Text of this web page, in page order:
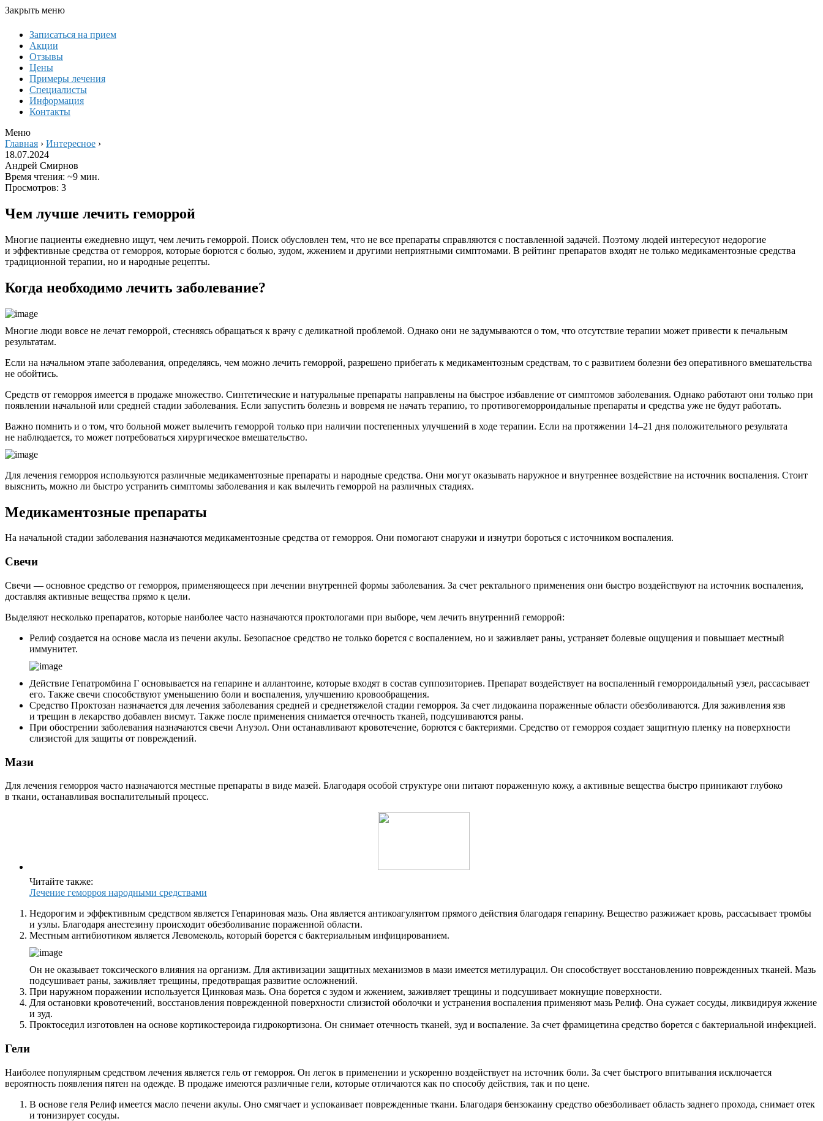
Закрыть меню
Записаться на прием
Акции
Отзывы
Цены
Примеры лечения
Специалисты
Информация
Контакты
Меню
Главная › Интересное ›
18.07.2024
Андрей Смирнов
Время чтения: ~9 мин.
Просмотров: 3
Чем лучше лечить геморрой
Многие пациенты ежедневно ищут, чем лечить геморрой. Поиск обусловлен тем, что не все препараты справляются с поставленной задачей. Поэтому людей интересуют недорогие
и эффективные средства от геморроя, которые борются с болью, зудом, жжением и другими неприятными симптомами. В рейтинг препаратов входят не только медикаментозные средства
традиционной терапии, но и народные рецепты.
Когда необходимо лечить заболевание?
Многие люди вовсе не лечат геморрой, стесняясь обращаться к врачу с деликатной проблемой. Однако они не задумываются о том, что отсутствие терапии может привести к печальным
результатам.
Если на начальном этапе заболевания, определяясь, чем можно лечить геморрой, разрешено прибегать к медикаментозным средствам, то с развитием болезни без оперативного вмешательства
не обойтись.
Средств от геморроя имеется в продаже множество. Синтетические и натуральные препараты направлены на быстрое избавление от симптомов заболевания. Однако работают они только при
появлении начальной или средней стадии заболевания. Если запустить болезнь и вовремя не начать терапию, то противогеморроидальные препараты и средства уже не будут работать.
Важно помнить и о том, что больной может вылечить геморрой только при наличии постепенных улучшений в ходе терапии. Если на протяжении 14–21 дня положительного результата
не наблюдается, то может потребоваться хирургическое вмешательство.
Для лечения геморроя используются различные медикаментозные препараты и народные средства. Они могут оказывать наружное и внутреннее воздействие на источник воспаления. Стоит
выяснить, можно ли быстро устранить симптомы заболевания и как вылечить геморрой на различных стадиях.
Медикаментозные препараты
На начальной стадии заболевания назначаются медикаментозные средства от геморроя. Они помогают снаружи и изнутри бороться с источником воспаления.
Свечи
Свечи — основное средство от геморроя, применяющееся при лечении внутренней формы заболевания. За счет ректального применения они быстро воздействуют на источник воспаления,
доставляя активные вещества прямо к цели.
Выделяют несколько препаратов, которые наиболее часто назначаются проктологами при выборе, чем лечить внутренний геморрой:
Релиф создается на основе масла из печени акулы. Безопасное средство не только борется с воспалением, но и заживляет раны, устраняет болевые ощущения и повышает местный
иммунитет.
Действие Гепатромбина Г основывается на гепарине и аллантоине, которые входят в состав суппозиториев. Препарат воздействует на воспаленный геморроидальный узел, рассасывает
его. Также свечи способствуют уменьшению боли и воспаления, улучшению кровообращения.
Средство Проктозан назначается для лечения заболевания средней и среднетяжелой стадии геморроя. За счет лидокаина пораженные области обезболиваются. Для заживления язв
и трещин в лекарство добавлен висмут. Также после применения снимается отечность тканей, подсушиваются раны.
При обострении заболевания назначаются свечи Анузол. Они останавливают кровотечение, борются с бактериями. Средство от геморроя создает защитную пленку на поверхности
слизистой для защиты от повреждений.
Мази
Для лечения геморроя часто назначаются местные препараты в виде мазей. Благодаря особой структуре они питают пораженную кожу, а активные вещества быстро приникают глубоко
в ткани, останавливая воспалительный процесс.
Читайте также:
Лечение геморроя народными средствами
Недорогим и эффективным средством является Гепариновая мазь. Она является антикоагулянтом прямого действия благодаря гепарину. Вещество разжижает кровь, рассасывает тромбы
и узлы. Благодаря анестезину происходит обезболивание пораженной области.
Местным антибиотиком является Левомеколь, который борется с бактериальным инфицированием.
Он не оказывает токсического влияния на организм. Для активизации защитных механизмов в мази имеется метилурацил. Он способствует восстановлению поврежденных тканей. Мазь
подсушивает раны, заживляет трещины, предотвращая развитие осложнений.
При наружном поражении используется Цинковая мазь. Она борется с зудом и жжением, заживляет трещины и подсушивает мокнущие поверхности.
Для остановки кровотечений, восстановления поврежденной поверхности слизистой оболочки и устранения воспаления применяют мазь Релиф. Она сужает сосуды, ликвидируя жжение
и зуд.
Проктоседил изготовлен на основе кортикостероида гидрокортизона. Он снимает отечность тканей, зуд и воспаление. За счет фрамицетина средство борется с бактериальной инфекцией.
Гели
Наиболее популярным средством лечения является гель от геморроя. Он легок в применении и ускоренно воздействует на источник боли. За счет быстрого впитывания исключается
вероятность появления пятен на одежде. В продаже имеются различные гели, которые отличаются как по способу действия, так и по цене.
В основе геля Релиф имеется масло печени акулы. Оно смягчает и успокаивает поврежденные ткани. Благодаря бензокаину средство обезболивает область заднего прохода, снимает отек
и тонизирует сосуды.